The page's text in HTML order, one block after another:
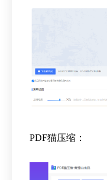
PDF猫压缩：